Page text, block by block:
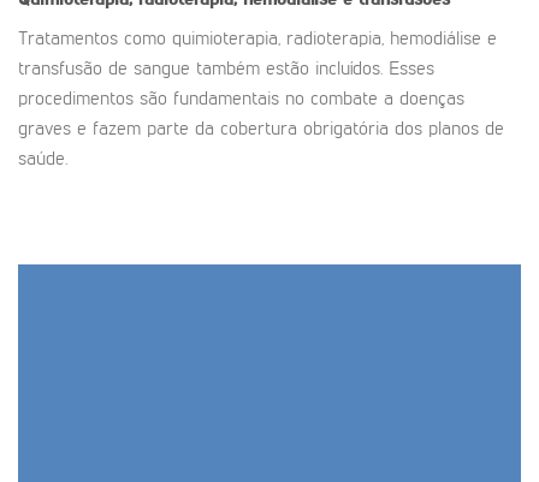
Tratamentos como quimioterapia, radioterapia, hemodiálise e
transfusão de sangue também estão incluídos. Esses
procedimentos são fundamentais no combate a doenças
graves e fazem parte da cobertura obrigatória dos planos de
saúde.